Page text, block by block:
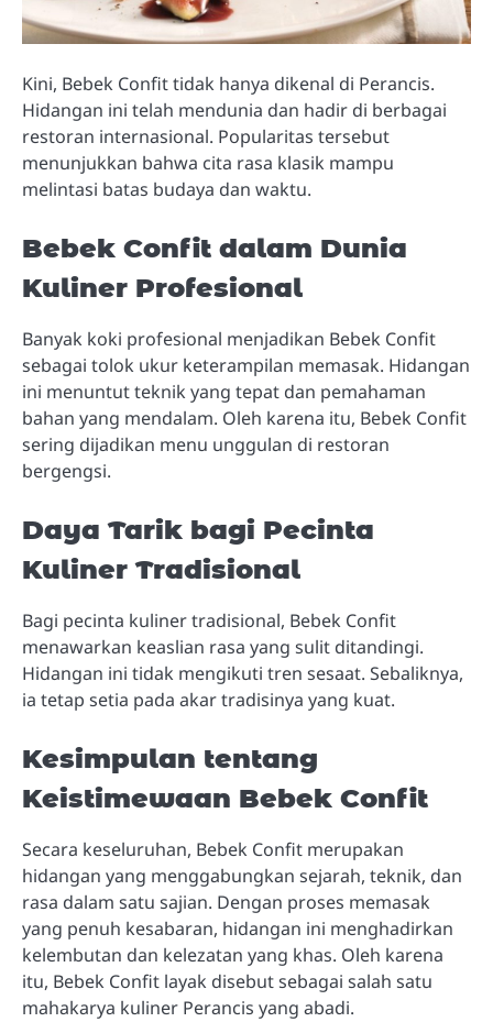
Kini, Bebek Confit tidak hanya dikenal di Perancis.
Hidangan ini telah mendunia dan hadir di berbagai
restoran internasional. Popularitas tersebut
menunjukkan bahwa cita rasa klasik mampu
melintasi batas budaya dan waktu.
Bebek Confit dalam Dunia
Kuliner Profesional
Banyak koki profesional menjadikan Bebek Confit
sebagai tolok ukur keterampilan memasak. Hidangan
ini menuntut teknik yang tepat dan pemahaman
bahan yang mendalam. Oleh karena itu, Bebek Confit
sering dijadikan menu unggulan di restoran
bergengsi.
Daya Tarik bagi Pecinta
Kuliner Tradisional
Bagi pecinta kuliner tradisional, Bebek Confit
menawarkan keaslian rasa yang sulit ditandingi.
Hidangan ini tidak mengikuti tren sesaat. Sebaliknya,
ia tetap setia pada akar tradisinya yang kuat.
Kesimpulan tentang
Keistimewaan Bebek Confit
Secara keseluruhan, Bebek Confit merupakan
hidangan yang menggabungkan sejarah, teknik, dan
rasa dalam satu sajian. Dengan proses memasak
yang penuh kesabaran, hidangan ini menghadirkan
kelembutan dan kelezatan yang khas. Oleh karena
itu, Bebek Confit layak disebut sebagai salah satu
mahakarya kuliner Perancis yang abadi.